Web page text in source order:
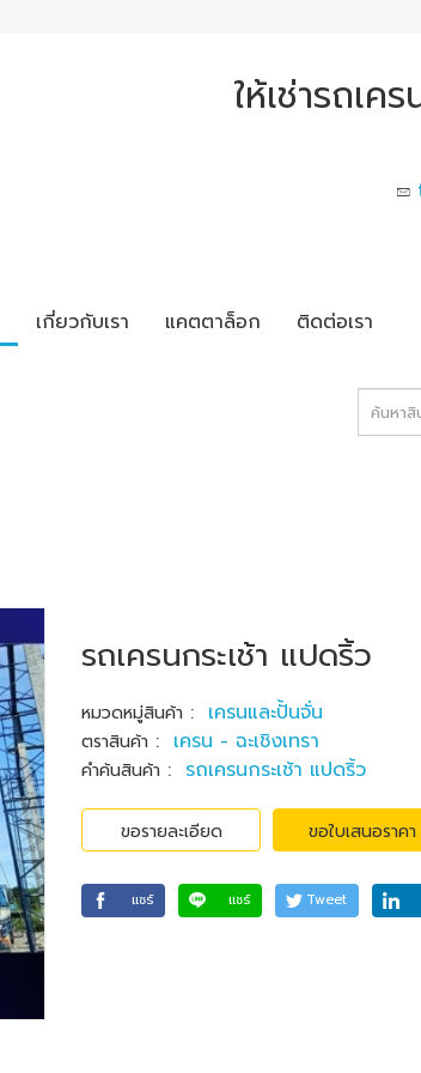
ให้เช่ารถเค
เกี่ยวกับเรา แคตตาล็อก ติดต่อเรา
รถเครนกระเช้า แปดริ้ว
หมวดหมู่สินค้า : เครนและปั้นจั่น
ตราสินค้า : เครน - ฉะเชิงเทรา
คำค้นสินค้า : รถเครนกระเช้า แปดริ้ว
ขอรายละเอียด ขอใบเสนอราคา
แชร์ แชร์ Tweet